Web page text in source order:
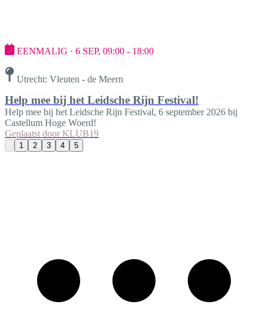
EENMALIG · 6 SEP, 09:00 - 18:00
Utrecht: Vleuten - de Meern
Help mee bij het Leidsche Rijn Festival!
Help mee bij het Leidsche Rijn Festival, 6 september 2026 bij
Castellum Hoge Woerd!
Geplaatst door KLUB19
1 2 3 4 5